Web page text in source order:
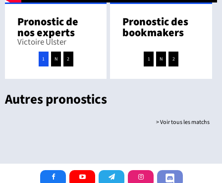
Pronostic de
nos experts
Victoire Ulster
1 N 2
Pronostic des
bookmakers
1 N 2
Autres pronostics
> Voir tous les matchs